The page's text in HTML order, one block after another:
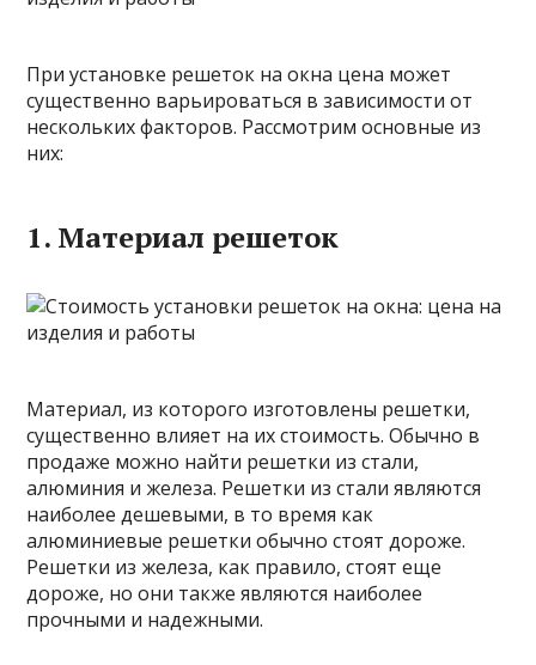
При установке решеток на окна цена может
существенно варьироваться в зависимости от
нескольких факторов. Рассмотрим основные из
них:
1. Материал решеток
Материал, из которого изготовлены решетки,
существенно влияет на их стоимость. Обычно в
продаже можно найти решетки из стали,
алюминия и железа. Решетки из стали являются
наиболее дешевыми, в то время как
алюминиевые решетки обычно стоят дороже.
Решетки из железа, как правило, стоят еще
дороже, но они также являются наиболее
прочными и надежными.